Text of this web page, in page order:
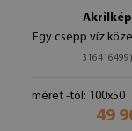
Akrilkép
Egy csepp víz
316416499)
méret -tól: 100x50
49